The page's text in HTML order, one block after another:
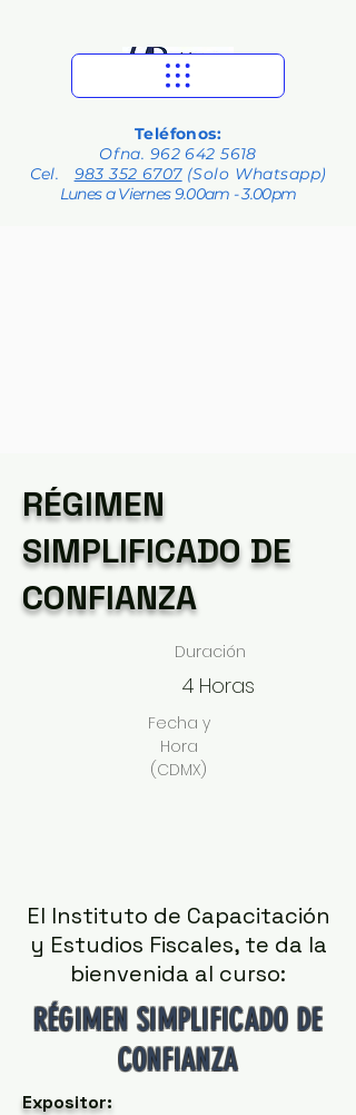
Teléfonos:
Ofna. 962 642 5618
Cel. 983 352 6707(Solo Whatsapp)
Lunes a Viernes 9.00am - 3.00pm
RÉGIMEN
SIMPLIFICADO DE
CONFIANZA
Duración
4 Horas
Fecha y
Hora
(CDMX)
El Instituto de Capacitación
y Estudios Fiscales, te da la
bienvenida al curso:
RÉGIMEN SIMPLIFICADO DE
CONFIANZA
Expositor: